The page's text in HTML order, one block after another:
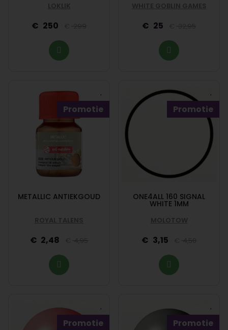
LOKLIK
250 299
WHITE GOBLIN GAMES
25 32,95
Promotie
METALLIC ANTIEKGOUD
ROYAL TALENS
2,48 4,95
Promotie
ONE4ALL 160 SIGNAL
WHITE 1MM
MOLOTOW
3,15 4,50
Promotie Promotie